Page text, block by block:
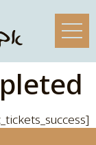
[tec_tickets_success]